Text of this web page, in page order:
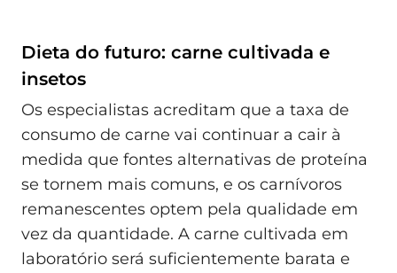
Dieta do futuro: carne cultivada e
insetos
Os especialistas acreditam que a taxa de
consumo de carne vai continuar a cair à
medida que fontes alternativas de proteína
se tornem mais comuns, e os carnívoros
remanescentes optem pela qualidade em
vez da quantidade. A carne cultivada em
laboratório será suficientemente barata e